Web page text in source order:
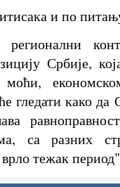
и по
Србије,
гледати како да
са разних
тежак